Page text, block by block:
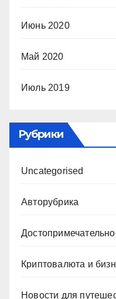
Июнь 2020
Май 2020
Июль 2019
Рубрики
Uncategorised
Авторубрика
Криптовалюта и
Новости для